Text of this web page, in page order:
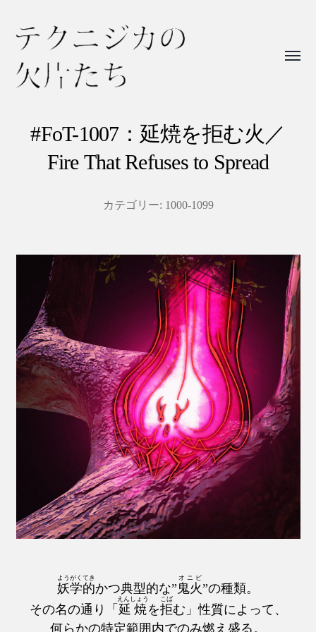
ニ
片
#FoT-1007：延焼を拒む火／
Fire That Refuses to Spread
カテゴリー: 1000-1099
妖学的
ようがくてき
かつ典型的な” 鬼火
オニビ
”の種類。
その名の通り「 延焼
えんしょう
を拒
こば
む」性質によって、
何らかの特定範囲内でのみ燃え盛る。